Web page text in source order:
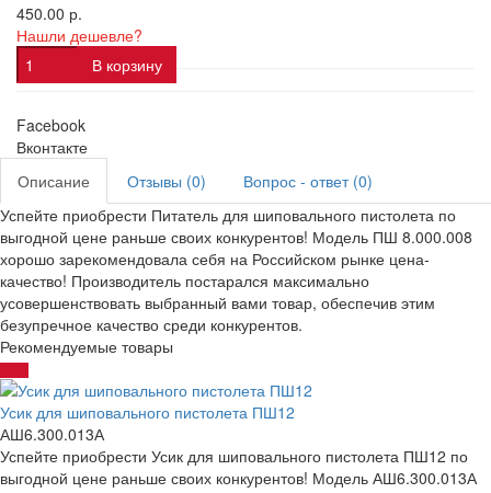
450.00 р.
Нашли дешевле?
В корзину
Facebook
Вконтакте
Описание
Отзывы (0)
Вопрос - ответ (0)
Успейте приобрести Питатель для шиповального пистолета по
выгодной цене раньше своих конкурентов! Модель ПШ 8.000.008
хорошо зарекомендовала себя на Российском рынке цена-
качество! Производитель постарался максимально
усовершенствовать выбранный вами товар, обеспечив этим
безупречное качество среди конкурентов.
Рекомендуемые товары
Усик для шиповального пистолета ПШ12
АШ6.300.013А
Успейте приобрести Усик для шиповального пистолета ПШ12 по
выгодной цене раньше своих конкурентов! Модель АШ6.300.013А